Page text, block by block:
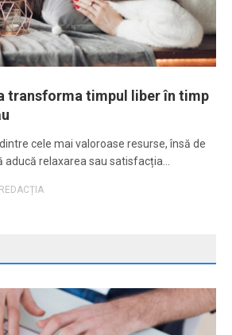
transforma timpul liber în timp
cele mai valoroase resurse, însă de
relaxarea sau satisfacția…
REDACȚIA